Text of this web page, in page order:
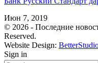
Июн 7, 2019
© 2026 - Последние
Reserved.
Website Design:
Sign in